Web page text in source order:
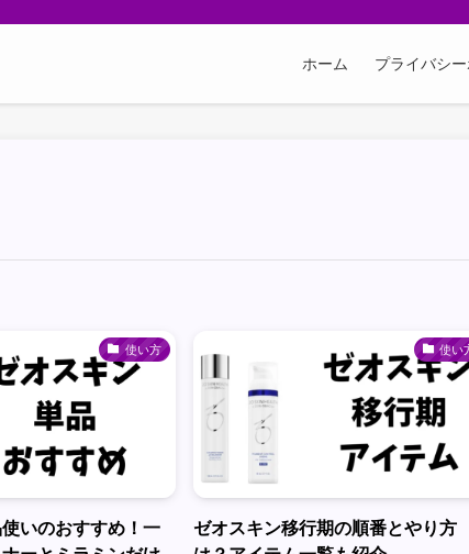
ホーム プライバシ
使い方
いのおすすめ！一
使い
ゼオスキン移行期の順番とやり方